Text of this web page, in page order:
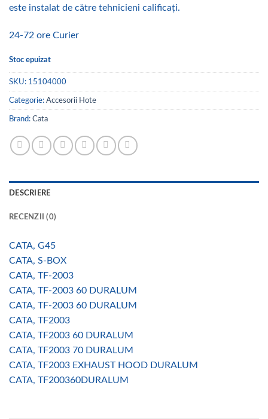
este instalat de către tehnicieni calificați.
24-72 ore Curier
Stoc epuizat
SKU: 15104000
Categorie: Accesorii Hote
Brand: Cata
DESCRIERE
RECENZII (0)
CATA, G45
CATA, S-BOX
CATA, TF-2003
CATA, TF-2003 60 DURALUM
CATA, TF-2003 60 DURALUM
CATA, TF2003
CATA, TF2003 60 DURALUM
CATA, TF2003 70 DURALUM
CATA, TF2003 EXHAUST HOOD DURALUM
CATA, TF200360DURALUM